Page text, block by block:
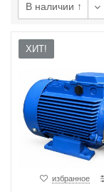
В наличии ↑
ХИТ!
избранное